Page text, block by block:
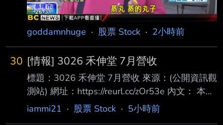
的預
goddamnhuge · 股票 Stock · 2小時前
30 [情報] 3026 禾伸堂 7月營收
標題：3026 禾伸堂 7月營收 來源：(公開資訊觀
測站) 網址：https://reurl.cc/zOr53e 內文： 本資
料由 (上市公司)禾伸堂 公司提供 民國115年
iammi21 · 股票 Stock · 5小時前